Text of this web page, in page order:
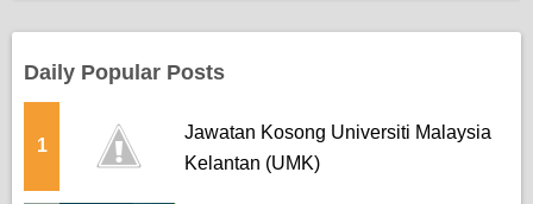
Daily Popular Posts
1
Jawatan Kosong Universiti Malaysia
Kelantan (UMK)